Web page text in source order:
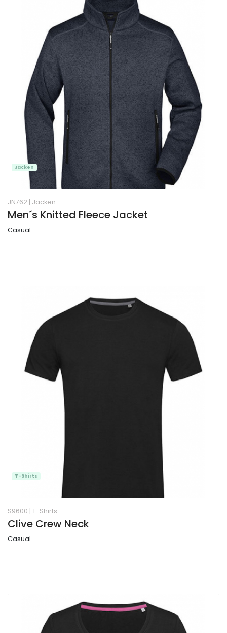
JN762 | Jacken
Men´s Knitted Fleece Jacket
Casual
Jacken
S9600 | T-Shirts
Clive Crew Neck
Casual
T-Shirts